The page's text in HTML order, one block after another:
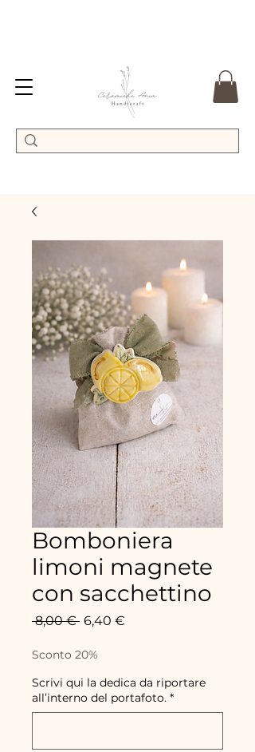
Bomboniera
limoni magnete
con sacchettino
8,00 € Standardpreis
6,40 €
Sconto 20%
Scrivi qui la dedica da riportare
all’interno del portafoto. *